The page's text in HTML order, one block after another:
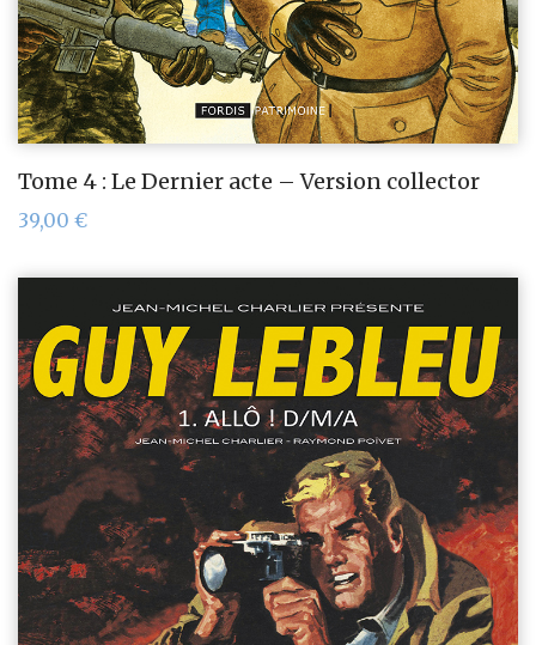
Tome 4 : Le Dernier acte – Version collector
39,00 €